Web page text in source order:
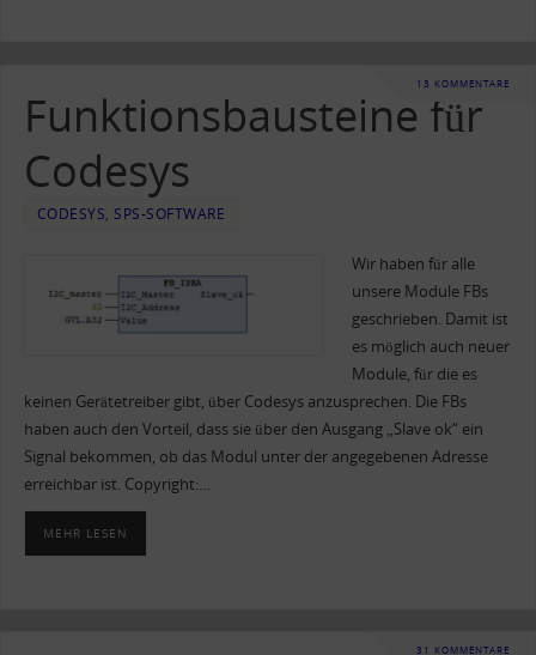
13 KOMMENTARE
Funktionsbausteine für
Codesys
CODESYS, SPS-SOFTWARE
Wir haben für alle
unsere Module FBs
geschrieben. Damit ist
es möglich auch neuer
Module, für die es
keinen Gerätetreiber gibt, über Codesys anzusprechen. Die FBs
haben auch den Vorteil, dass sie über den Ausgang „Slave ok“ ein
Signal bekommen, ob das Modul unter der angegebenen Adresse
erreichbar ist. Copyright:…
MEHR LESEN
31 KOMMENTARE